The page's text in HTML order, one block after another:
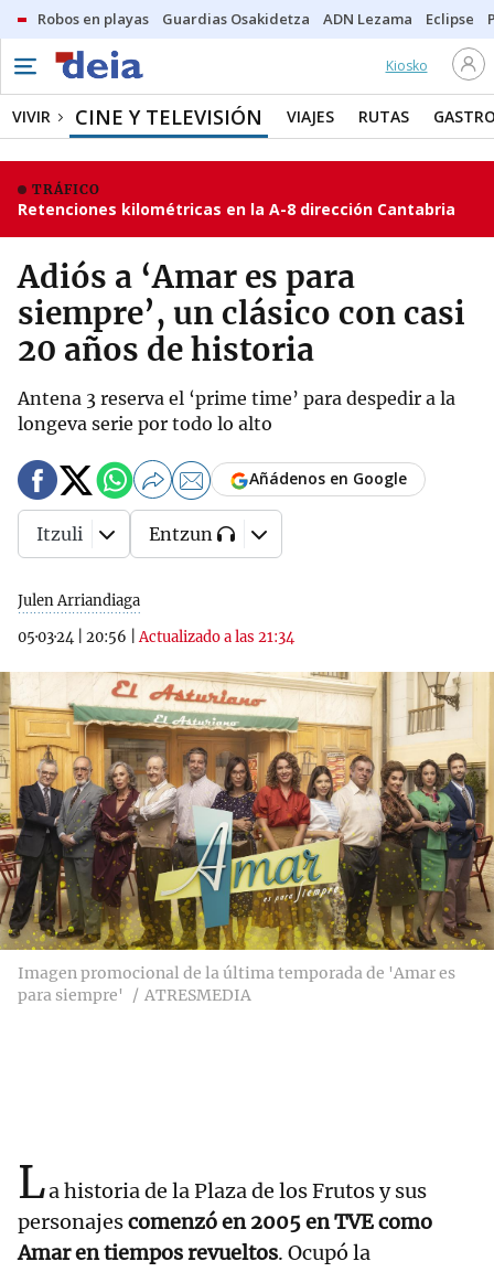
Robos en playas Guardias Osakidetza ADN Lezama Eclipse
Kiosko
VIVIR CINE Y TELEVISIÓN VIAJES RUTAS
TRÁFICO
Retenciones kilométricas en la A-8 dirección Cantabria
Adiós a ‘Amar es para
siempre’, un clásico con casi
20 años de historia
Antena 3 reserva el ‘prime time’ para despedir a la
longeva serie por todo lo alto
Julen Arriandiaga
05·03·24
20:56 |Actualizado a las 21:34
Añádenos en Google
Itzuli Entzun
Imagen promocional de la última temporada de 'Amar es
para siempre'
ATRESMEDIA
La historia de la Plaza de los Frutos y sus
personajescomenzó en 2005 en TVE como
Amar en tiempos revueltos. Ocupó la